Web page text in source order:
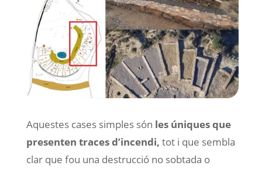
Aquestes cases simples són les úniques que
presenten traces d’incendi, tot i que sembla
clar que fou una destrucció no sobtada o